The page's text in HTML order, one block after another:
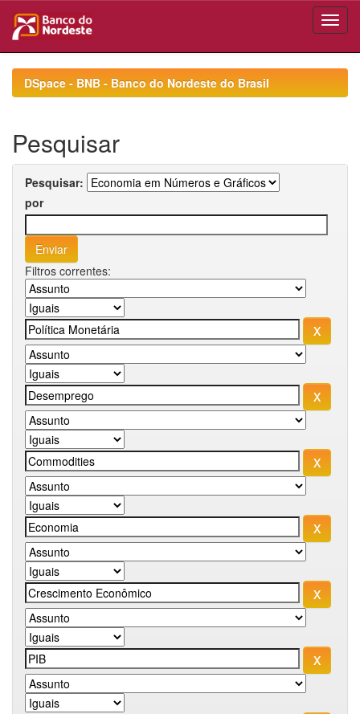
navigationDSpace - BNB - Banco do Nordeste do Brasil
Pesquisar
Pesquisar:
por
Filtros correntes: